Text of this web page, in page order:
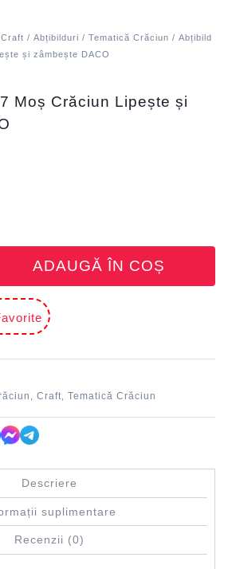
Craft / Abțibilduri / Tematică Crăciun / Abțibild
și zâmbește DACO
Moș Crăciun Lipește și
ADAUGĂ ÎN COȘ
, Craft, Tematică Crăciun
Descriere
suplimentare
Recenzii (0)